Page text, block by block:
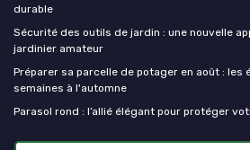
durable
Sécurité des outils de jardin : une nouvelle
jardinier amateur
Préparer sa parcelle de potager en août :
semaines à l'automne
Parasol rond : l’allié élégant pour protéger